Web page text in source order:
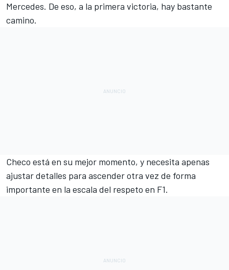
Mercedes. De eso, a la primera victoria, hay bastante
camino.
Checo está en su mejor momento, y necesita apenas
ajustar detalles para ascender otra vez de forma
importante en la escala del respeto en F1.